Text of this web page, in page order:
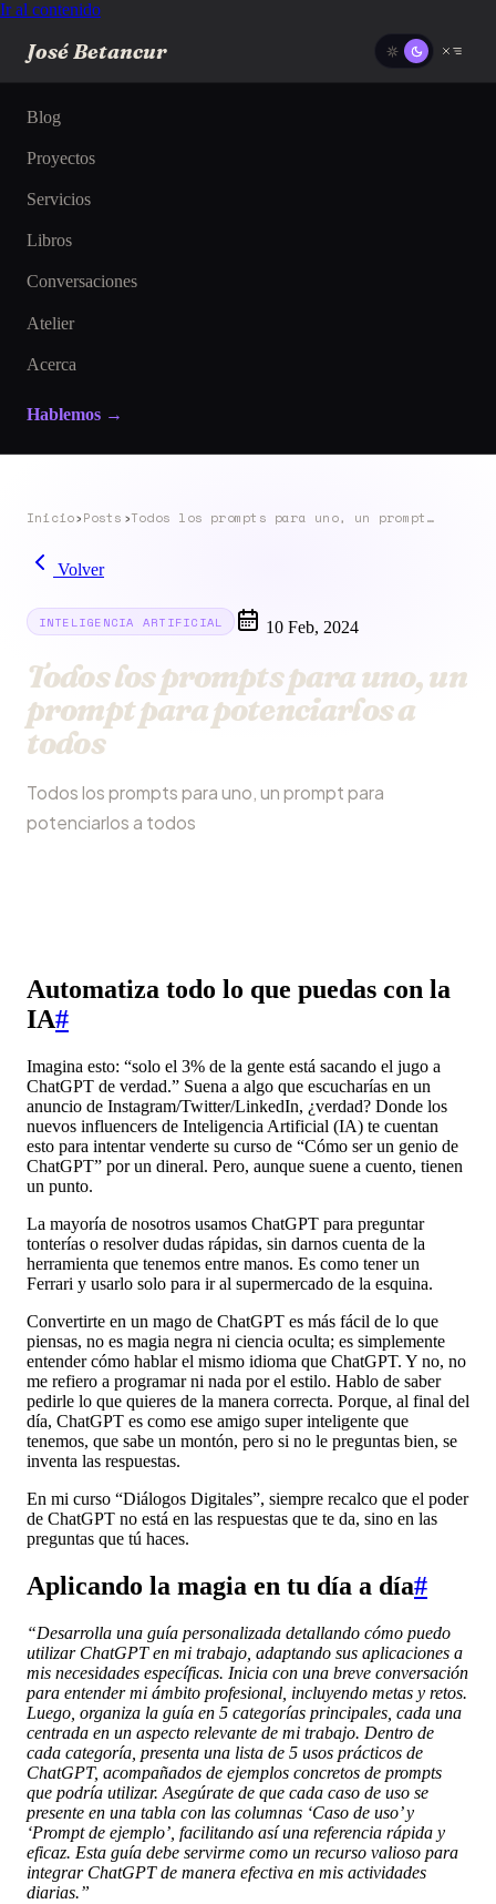
Ir al contenido
José Betancur
Blog
Proyectos
Servicios
Libros
Conversaciones
Atelier
Acerca
Hablemos →
Inicio›Posts › Todos los prompts para uno, un prompt para potenciarlos a todos
Volver
INTELIGENCIA ARTIFICIAL 10 Feb, 2024
Todos los prompts para uno, un
prompt para potenciarlos a
todos
Todos los prompts para uno, un prompt para
potenciarlos a todos
Automatiza todo lo que puedas con la
IA#
Imagina esto: “solo el 3% de la gente está sacando el jugo a
ChatGPT de verdad.” Suena a algo que escucharías en un
anuncio de Instagram/Twitter/LinkedIn, ¿verdad? Donde los
nuevos influencers de Inteligencia Artificial (IA) te cuentan
esto para intentar venderte su curso de “Cómo ser un genio de
ChatGPT” por un dineral. Pero, aunque suene a cuento, tienen
un punto.
La mayoría de nosotros usamos ChatGPT para preguntar
tonterías o resolver dudas rápidas, sin darnos cuenta de la
herramienta que tenemos entre manos. Es como tener un
Ferrari y usarlo solo para ir al supermercado de la esquina.
Convertirte en un mago de ChatGPT es más fácil de lo que
piensas, no es magia negra ni ciencia oculta; es simplemente
entender cómo hablar el mismo idioma que ChatGPT. Y no, no
me refiero a programar ni nada por el estilo. Hablo de saber
pedirle lo que quieres de la manera correcta. Porque, al final del
día, ChatGPT es como ese amigo super inteligente que
tenemos, que sabe un montón, pero si no le preguntas bien, se
inventa las respuestas.
En mi curso “Diálogos Digitales”, siempre recalco que el poder
de ChatGPT no está en las respuestas que te da, sino en las
preguntas que tú haces.
Aplicando la magia en tu día a día#
“Desarrolla una guía personalizada detallando cómo puedo
utilizar ChatGPT en mi trabajo, adaptando sus aplicaciones a
mis necesidades específicas. Inicia con una breve conversación
para entender mi ámbito profesional, incluyendo metas y retos.
Luego, organiza la guía en 5 categorías principales, cada una
centrada en un aspecto relevante de mi trabajo. Dentro de
cada categoría, presenta una lista de 5 usos prácticos de
ChatGPT, acompañados de ejemplos concretos de prompts
que podría utilizar. Asegúrate de que cada caso de uso se
presente en una tabla con las columnas ‘Caso de uso’ y
‘Prompt de ejemplo’, facilitando así una referencia rápida y
eficaz. Esta guía debe servirme como un recurso valioso para
integrar ChatGPT de manera efectiva en mis actividades
diarias.”